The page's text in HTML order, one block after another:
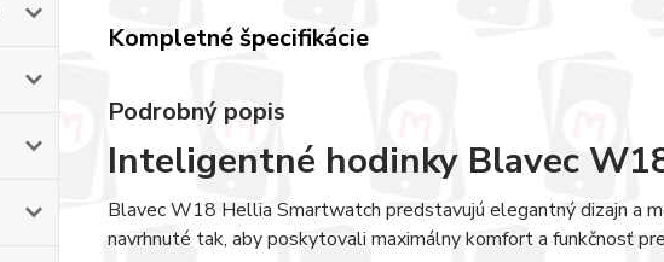
Kompletné špecifikácie
Podrobný popis
Inteligentné hodinky Blavec
Blavec W18 Hellia Smartwatch predstavujú elegantný dizajn a
navrhnuté tak, aby poskytovali maximálny komfort a funkčnosť